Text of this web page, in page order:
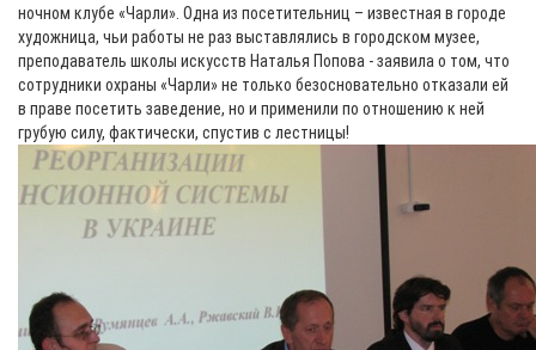
ночном клубе «Чарли». Одна из посетительниц – известная в городе
художница, чьи работы не раз выставлялись в городском музее,
преподаватель школы искусств Наталья Попова - заявила о том, что
сотрудники охраны «Чарли» не только безосновательно отказали ей
в праве посетить заведение, но и применили по отношению к ней
грубую силу, фактически, спустив с лестницы!